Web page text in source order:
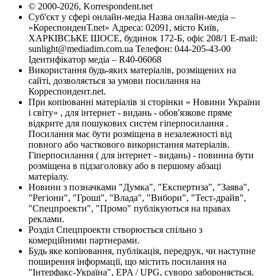
© 2000-2026, Korrespondent.net
Суб'єкт у сфері онлайн-медіа Назва онлайн-медіа –
«КореспонденТ.net» Адреса: 02091, місто Київ,
ХАРКІВСЬКЕ ШОСЕ, будинок 172-Б, офіс 208/1 E-mail:
sunlight@mediadim.com.ua Телефон: 044-205-43-00
Ідентифікатор медіа – R40-06068
Використання будь-яких матеріалів, розміщених на
сайті, дозволяється за умови посилання на
Корреспондент.net.
При копіюванні матеріалів зі сторінки « Новини України
і світу» , для інтернет - видань - обов'язкове пряме
відкрите для пошукових систем гіперпосилання .
Посилання має бути розміщена в незалежності від
повного або часткового використання матеріалів.
Гіперпосилання ( для інтернет - видань) - повинна бути
розміщена в підзаголовку або в першому абзаці
матеріалу.
Новини з позначками "Думка", "Експертиза", "Заява",
"Регіони", "Гроші", "Влада", "Вибори", "Тест-драйв",
"Спецпроекти", "Промо" публікуються на правах
реклами.
Розділ Спецпроекти створюється спільно з
комерційними партнерами.
Будь яке копіювання, публікація, передрук, чи наступне
поширення інформації, що містить посилання на
"Інтерфакс-Україна", EPA / UPG, суворо забороняється.